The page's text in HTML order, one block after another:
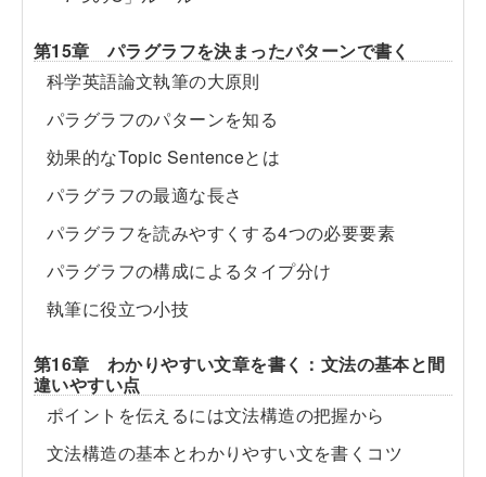
第15章 パラグラフを決まったパターンで書く
科学英語論文執筆の大原則
パラグラフのパターンを知る
効果的なTopic Sentenceとは
パラグラフの最適な長さ
パラグラフを読みやすくする4つの必要要素
パラグラフの構成によるタイプ分け
執筆に役立つ小技
第16章 わかりやすい文章を書く：文法の基本と間
違いやすい点
ポイントを伝えるには文法構造の把握から
文法構造の基本とわかりやすい文を書くコツ